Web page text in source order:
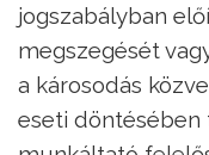
jogszabályban
megszegését
a károsodás
eseti döntésében